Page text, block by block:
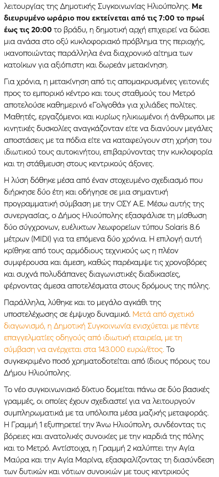
λειτουργίας της Δημοτικής Συγκοινωνίας Ηλιούπολης. Με
διευρυμένο ωράριο που εκτείνεται από τις 7:00 το πρωί
έως τις 20:00 το βράδυ, η δημοτική αρχή επιχειρεί να δώσει
μια ανάσα στο οξύ κυκλοφοριακό πρόβλημα της περιοχής,
ικανοποιώντας παράλληλα ένα διαχρονικό αίτημα των
κατοίκων για αξιόπιστη και δωρεάν μετακίνηση.
Για χρόνια, η μετακίνηση από τις απομακρυσμένες γειτονιές
προς το εμπορικό κέντρο και τους σταθμούς του Μετρό
αποτελούσε καθημερινό «Γολγοθά» για χιλιάδες πολίτες.
Μαθητές, εργαζόμενοι και κυρίως ηλικιωμένοι ή άνθρωποι με
κινητικές δυσκολίες αναγκάζονταν είτε να διανύουν μεγάλες
αποστάσεις με τα πόδια είτε να καταφεύγουν στη χρήση του
ιδιωτικού τους αυτοκινήτου, επιβαρύνοντας την κυκλοφορία
και τη στάθμευση στους κεντρικούς άξονες.
Η λύση δόθηκε μέσα από έναν στοχευμένο σχεδιασμό που
διήρκησε δύο έτη και οδήγησε σε μια σημαντική
προγραμματική σύμβαση με την ΟΣΥ Α.Ε. Μέσω αυτής της
συνεργασίας, ο Δήμος Ηλιούπολης εξασφάλισε τη μίσθωση
δύο σύγχρονων, ευέλικτων λεωφορείων τύπου Solaris 8.6
μέτρων (MIDI) για τα επόμενα δύο χρόνια. Η επιλογή αυτή
κρίθηκε από τους αρμόδιους τεχνικούς ως η πλέον
συμφέρουσα και άμεση, καθώς παρέκαμψε τις χρονοβόρες
και συχνά πολυδάπανες διαγωνιστικές διαδικασίες,
φέρνοντας άμεσα αποτελέσματα στους δρόμους της πόλης.
Παράλληλα, λύθηκε και το μεγάλο αγκάθι της
υποστελέχωσης σε έμψυχο δυναμικό. Μετά από σχετικό
διαγωνισμό, η Δημοτική Συγκοινωνία ενισχύεται με πέντε
επαγγελματίες οδηγούς από ιδιωτική εταιρεία, με τη
σύμβαση να ανέρχεται στα 143.000 ευρώ/έτος. Το
συγκεκριμένο ποσό χρηματοδοτείται από ίδιους πόρους του
Δήμου Ηλιούπολης.
Το νέο συγκοινωνιακό δίκτυο δομείται πάνω σε δύο βασικές
γραμμές, οι οποίες έχουν σχεδιαστεί για να λειτουργούν
συμπληρωματικά με τα υπόλοιπα μέσα μαζικής μεταφοράς.
Η Γραμμή 1 εξυπηρετεί την Άνω Ηλιούπολη, συνδέοντας τις
βόρειες και ανατολικές συνοικίες με την καρδιά της πόλης
και το Μετρό. Αντίστοιχα, η Γραμμή 2 καλύπτει την Αγία
Μαύρα και την Αγία Μαρίνα, εξασφαλίζοντας τη διασύνδεση
των δυτικών και νότιων συνοικιών με τους κεντρικούς